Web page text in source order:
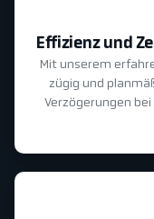
Effizienz und
Mit unserem
zügig und
Verzögerungen